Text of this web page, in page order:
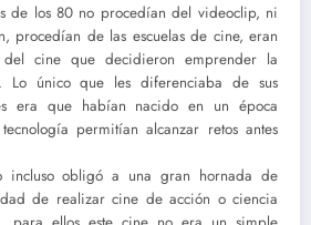
de los 80 no procedían del videoclip, ni
procedían de las escuelas de cine, eran
del cine que decidieron emprender la
Lo único que les diferenciaba de sus
era que habían nacido en un época
permitían alcanzar retos antes
incluso obligó a una gran hornada de
de realizar cine de acción o ciencia